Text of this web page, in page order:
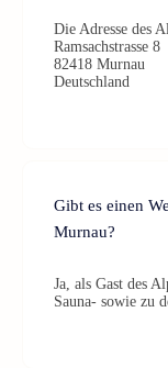
Die Adresse des
Ramsachstrasse 8
82418 Murnau
Deutschland
Gibt es einen
Murnau?
Ja, als Gast des
Sauna- sowie zu